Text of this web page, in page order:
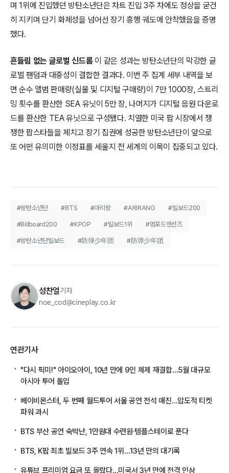
며 1위에 진입했던 방탄소년단은 차트 진입 3주 차에도 정상을 굳건
히 지키며 단기 화제성을 넘어선 장기 흥행 궤도에 안착했음을 증명
했다.
흔들림 없는 글로벌 신드롬이 같은 성과는 방탄소년단의 막강한 글
로벌 팬덤과 대중성이 결합한 결과다. 이번 주 집계 세부 내역을 보
면 순수 앨범 판매량(실물 및 디지털 구매량)이 7만 1000장, 스트리
밍 횟수를 환산한 SEA 유닛이 5만 장, 나머지가 디지털 음원 다운로
드를 환산한 TEA 유닛으로 구성됐다. 치열한 미국 팝 시장에서 쟁
쟁한 팝스타들을 제치고 장기 집권에 성공한 방탄소년단이 앞으로
또 어떤 유의미한 이정표를 세울지 전 세계의 이목이 집중되고 있다.
#방탄소년단 #BTS #아리랑 #ARIRANG #빌보드200
#Billboard200 #KPOP #빌보드1위 #멈포드앤선즈
#방탄소년단빌보드 #防弾少年団 #防弹少年团
성찬얼기자
noe_cod@cineplay.co.kr
연관기사
"다시 픽미!" 아이오아이, 10년 만에 9인 체제 재결합…5월 대규모
아시아 투어 돌입
베이비몬스터, 두 번째 월드투어 서울 공연 전석 매진…압도적 티켓
파워 과시
BTS 부산 공연 숙박난, 1만원대 수련원·템플스테이로 푼다
BTS, K팝 최초 빌보드 3주 연속 1위…13년 만의 대기록
유튜브 프리미엄 요금 또 올랐다…미국서 3년 만에 전격 인상